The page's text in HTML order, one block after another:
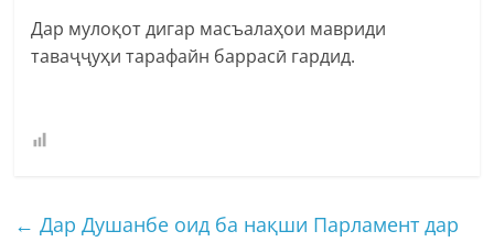
Дар мулоқот дигар масъалаҳои мавриди
таваҷҷуҳи тарафайн баррасӣ гардид.
← Дар Душанбе оид ба нақши Парламент дар